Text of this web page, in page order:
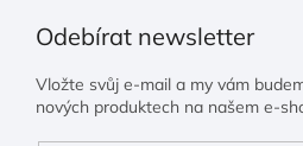
Odebírat newsletter
Vložte svůj e-mail a my vám
nových produktech na našem e-